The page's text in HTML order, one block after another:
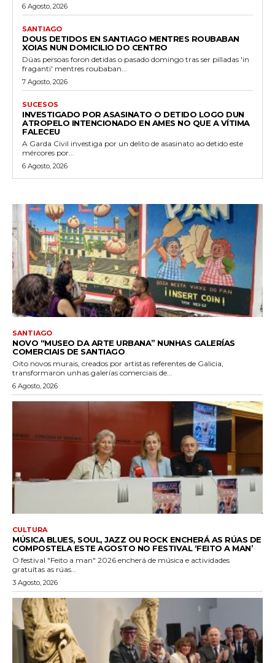
6 Agosto, 2026
SANTIAGO
DOUS DETIDOS EN SANTIAGO MENTRES ROUBABAN
XOIAS NUN DOMICILIO DO CENTRO
Dúas persoas foron detidas o pasado domingo tras ser pilladas 'in
fraganti' mentres roubaban...
7 Agosto, 2026
SUCESOS
INVESTIGADO POR ASASINATO O DETIDO LOGO DUN
ATROPELO INTENCIONADO EN AMES NO QUE A VÍTIMA
FALECEU
A Garda Civil investiga por un delito de asasinato ao detido este
mércores por...
6 Agosto, 2026
SANTIAGO
NOVO “MUSEO DA ARTE URBANA” NUNHAS GALERÍAS
COMERCIAIS DE SANTIAGO
Oito novos murais, creados por artistas referentes de Galicia,
transformaron unhas galerías comerciais de...
6 Agosto, 2026
CULTURA
MÚSICA BLUES, SOUL, JAZZ OU ROCK ENCHERÁ AS RÚAS DE
COMPOSTELA ESTE AGOSTO NO FESTIVAL ‘FEITO A MAN’
O festival "Feito a man" 2026 encherá de música e actividades
gratuítas as rúas...
3 Agosto, 2026